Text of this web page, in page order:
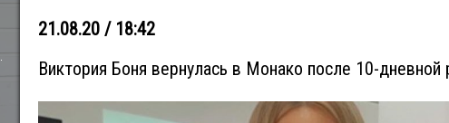
21.08.20 / 18:42
Виктория Боня вернулась в Монако после 10-